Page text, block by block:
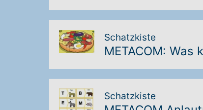
Schatzkiste
METACOM: Was
Schatzkiste